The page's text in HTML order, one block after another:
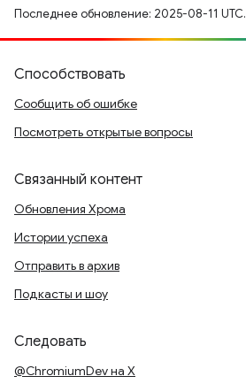
Последнее обновление: 2025-08-11 UTC.
Способствовать
Сообщить об ошибке
Посмотреть открытые вопросы
Связанный контент
Обновления Хрома
Истории успеха
Отправить в архив
Подкасты и шоу
Следовать
@ChromiumDev на X